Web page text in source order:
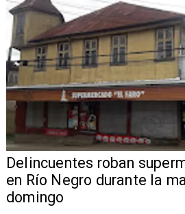
Delincuentes roban
en Río Negro durante la
domingo